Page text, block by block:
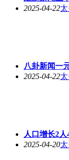
2025-04-22
八卦新闻一
2025-04-22
人口增长2
2025-04-20